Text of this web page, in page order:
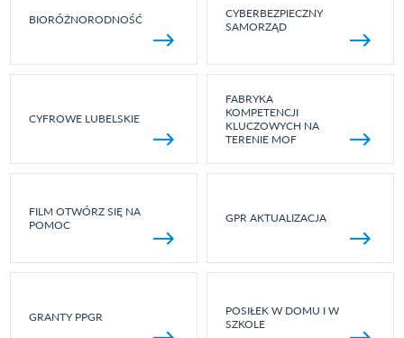
BIORÓŻNORODNOŚĆ
CYBERBEZPIECZNY
SAMORZĄD
CYFROWE LUBELSKIE
FABRYKA
KOMPETENCJI
KLUCZOWYCH NA
TERENIE MOF
FILM OTWÓRZ SIĘ NA
POMOC
GPR AKTUALIZACJA
GRANTY PPGR
POSIŁEK W DOMU I W
SZKOLE